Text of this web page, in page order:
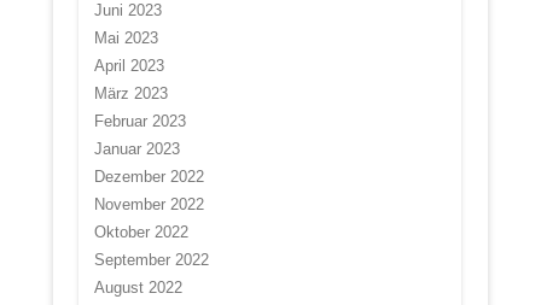
Juni 2023
Mai 2023
April 2023
März 2023
Februar 2023
Januar 2023
Dezember 2022
November 2022
Oktober 2022
September 2022
August 2022